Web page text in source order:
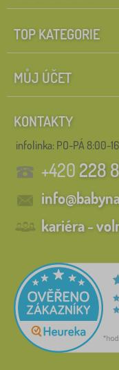
TOP KATEGORIE
MŮJ ÚČET
KONTAKTY
infolinka: PO-PÁ 8:00-
+420228
kariéra -